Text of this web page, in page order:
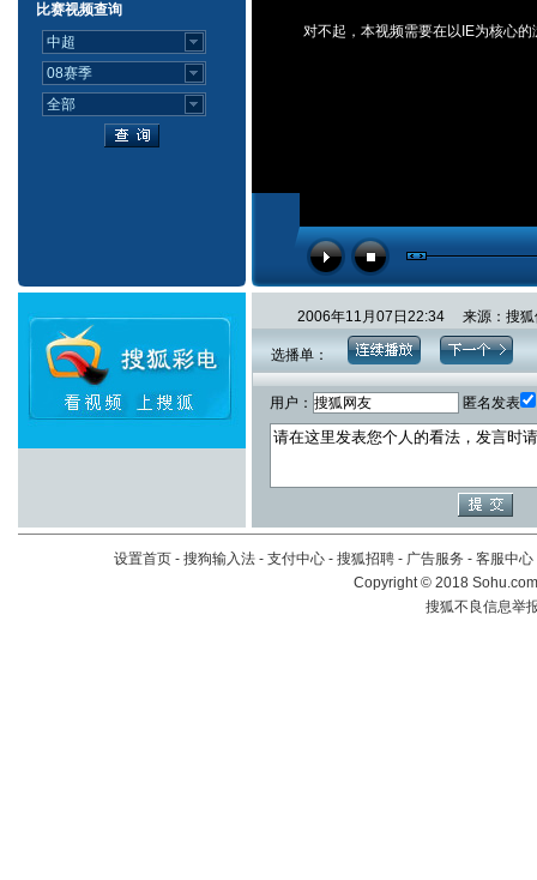
比赛视频查询
对不起，本视频需要在以IE为核心的
2006年11月07日22:34 来源：搜
选播单：
用户： 匿名发表
设置首页 - 搜狗输入法 - 支付中心 - 搜狐招聘 - 广告服务 - 客服中心
Copyright©2018
搜狐不良信息举